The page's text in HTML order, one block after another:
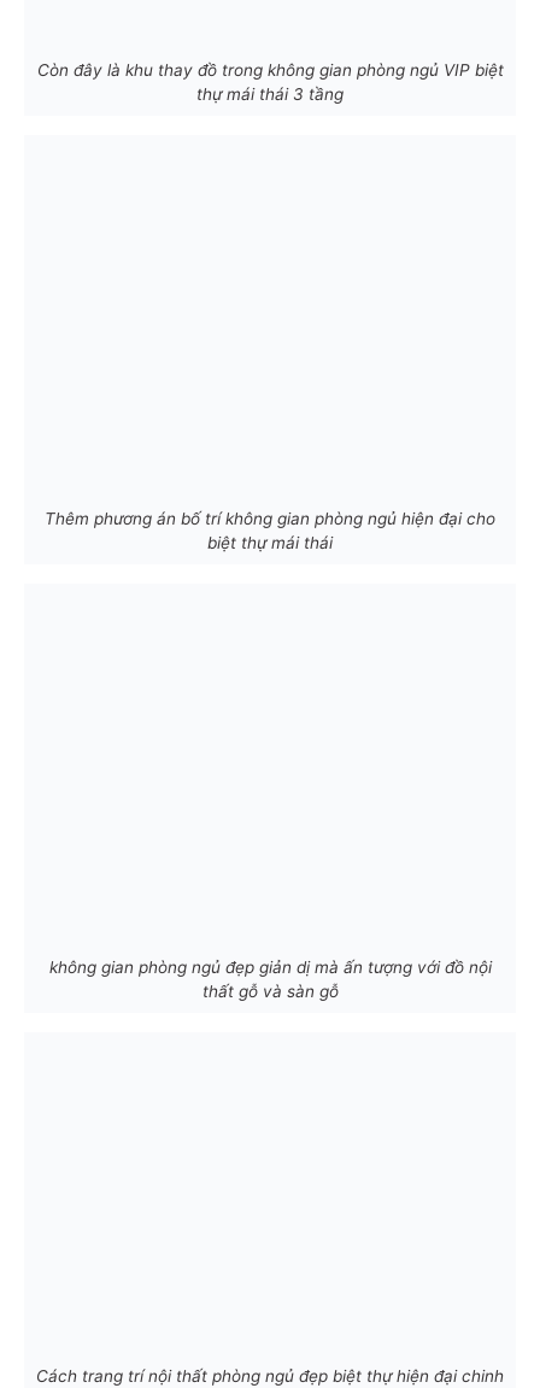
Còn đây là khu thay đồ trong không gian phòng ngủ VIP biệt
thự mái thái 3 tầng
Thêm phương án bố trí không gian phòng ngủ hiện đại cho
biệt thự mái thái
không gian phòng ngủ đẹp giản dị mà ấn tượng với đồ nội
thất gỗ và sàn gỗ
Cách trang trí nội thất phòng ngủ đẹp biệt thự hiện đại chinh